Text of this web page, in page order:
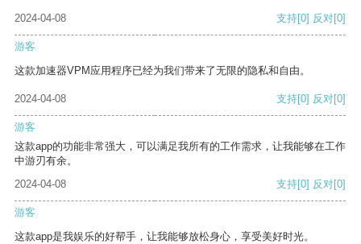
2024-04-08 支持[0] 反对[0]
游客
这款加速器VPM应用程序已经为我们带来了无限的隐私和自由。
2024-04-08 支持[0] 反对[0]
游客
这款app的功能非常强大，可以满足我所有的工作需求，让我能够在工作
中游刃有余。
2024-04-08
支持[0] 反对[0]
游客
这款app是我娱乐的好帮手，让我能够放松身心，享受美好时光。